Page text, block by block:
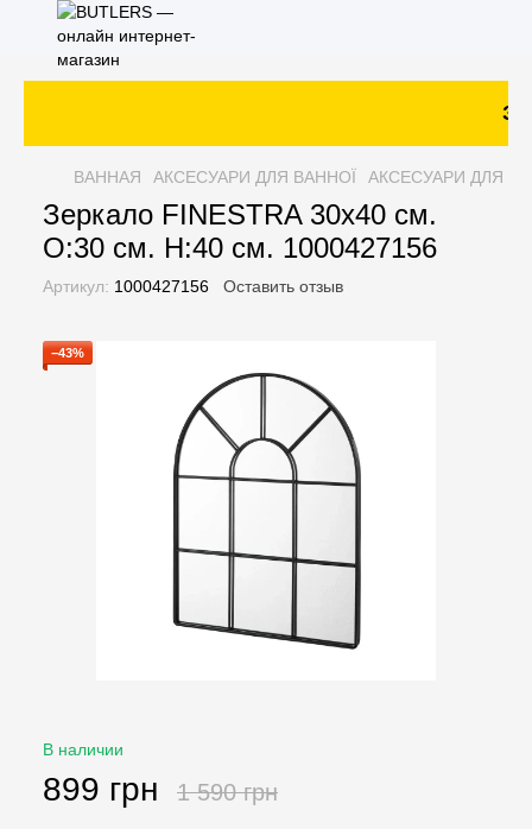
ВАННАЯ АКСЕСУАРИ ДЛЯ ВАННОЇ АКСЕСУАРИ ДЛЯ
Зеркало FINESTRA 30х40 см.
O:30 см. H:40 см. 1000427156
Артикул: 1000427156 Оставить отзыв
−43%
В наличии
899 грн 1 590 грн